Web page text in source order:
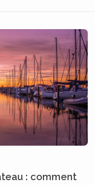
: comment